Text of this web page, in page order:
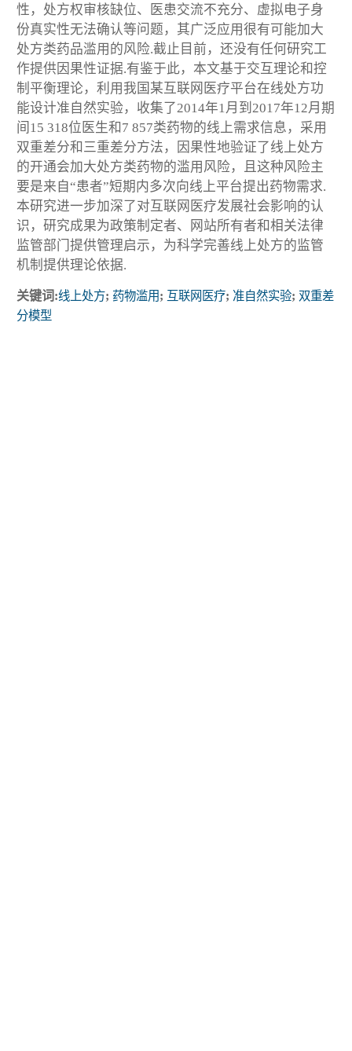
性，处方权审核缺位、医患交流不充分、虚拟电子身
份真实性无法确认等问题，其广泛应用很有可能加大
处方类药品滥用的风险.截止目前，还没有任何研究工
作提供因果性证据.有鉴于此，本文基于交互理论和控
制平衡理论，利用我国某互联网医疗平台在线处方功
能设计准自然实验，收集了2014年1月到2017年12月期
间15 318位医生和7 857类药物的线上需求信息，采用
双重差分和三重差分方法，因果性地验证了线上处方
的开通会加大处方类药物的滥用风险，且这种风险主
要是来自“患者”短期内多次向线上平台提出药物需求.
本研究进一步加深了对互联网医疗发展社会影响的认
识，研究成果为政策制定者、网站所有者和相关法律
监管部门提供管理启示，为科学完善线上处方的监管
机制提供理论依据.
关键词:线上处方; 药物滥用; 互联网医疗; 准自然实验; 双重差
分模型